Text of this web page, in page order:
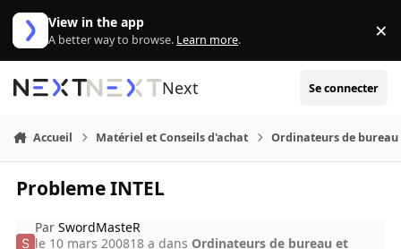
Aller au contenu
View in the app
A better way to browse. Learn more. ×
Next Se connecter
Accueil Matériel et Conseils d'achat Ordinateurs de bureau
Probleme INTEL
ParSwordMasteR
le 10 mars 200818 a dans Ordinateurs de bureau et